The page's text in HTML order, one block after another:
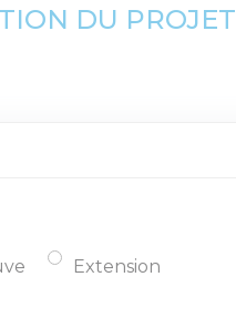
DU PROJET
Extension